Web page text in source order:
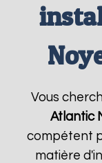
Vous
Atlantic
compétent
matière